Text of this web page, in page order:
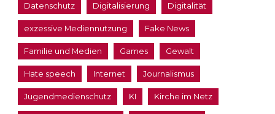
Datenschutz Digitalisierung Digitalität
exzessive Mediennutzung Fake News
Familie und Medien Games Gewalt
Hate speech Internet Journalismus
Jugendmedienschutz KI Kirche im Netz